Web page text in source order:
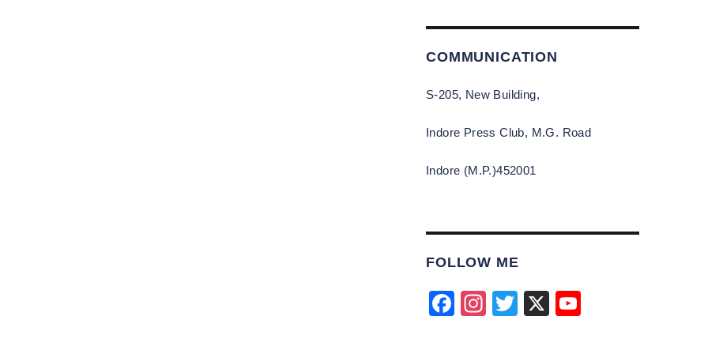
COMMUNICATION
S-205, New Building,
Indore Press Club, M.G. Road
Indore (M.P.)452001
FOLLOW ME
F
In
T
X